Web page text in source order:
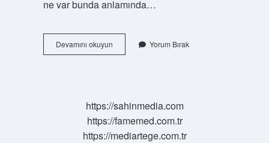
ne var bunda anlamında…
Devamını okuyunPehlu
Ne
Yorum Bırak
https://sahinmedia.com
https://famemed.com.tr
https://mediartege.com.tr